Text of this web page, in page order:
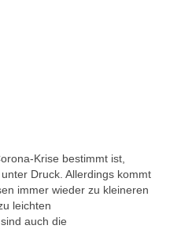
Krise bestimmt ist,
Druck. Allerdings kommt
immer wieder zu kleineren
leichten
auch die